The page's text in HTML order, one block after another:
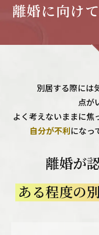
離婚に向け
別居する際には
点が
よく考えないままに焦
自分が不利になっ
離婚が
ある程度の